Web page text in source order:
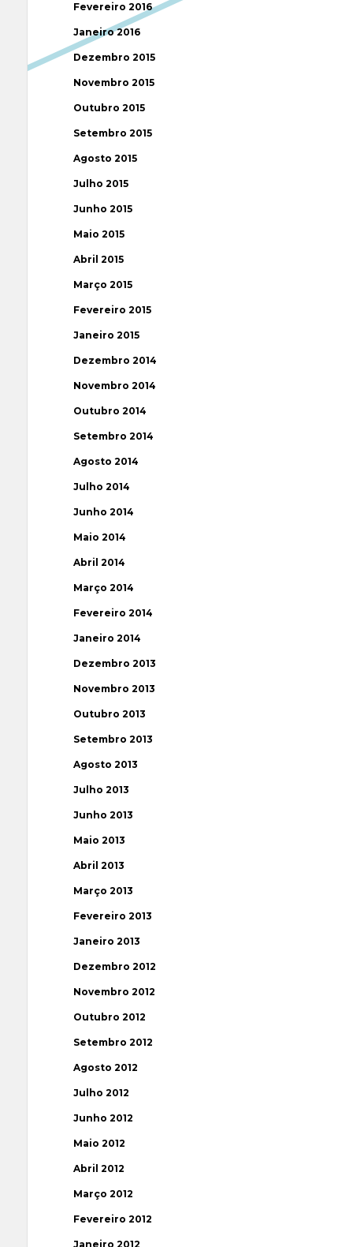
Fevereiro 2016
Janeiro 2016
Dezembro 2015
Novembro 2015
Outubro 2015
Setembro 2015
Agosto 2015
Julho 2015
Junho 2015
Maio 2015
Abril 2015
Março 2015
Fevereiro 2015
Janeiro 2015
Dezembro 2014
Novembro 2014
Outubro 2014
Setembro 2014
Agosto 2014
Julho 2014
Junho 2014
Maio 2014
Abril 2014
Março 2014
Fevereiro 2014
Janeiro 2014
Dezembro 2013
Novembro 2013
Outubro 2013
Setembro 2013
Agosto 2013
Julho 2013
Junho 2013
Maio 2013
Abril 2013
Março 2013
Fevereiro 2013
Janeiro 2013
Dezembro 2012
Novembro 2012
Outubro 2012
Setembro 2012
Agosto 2012
Julho 2012
Junho 2012
Maio 2012
Abril 2012
Março 2012
Fevereiro 2012
Janeiro 2012